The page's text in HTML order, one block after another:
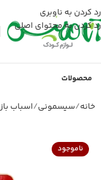
رد کردن به ناوبری
رد کردن به محتوای اصلی
محصولات
خانه سیسمونی اسباب
ناموجود